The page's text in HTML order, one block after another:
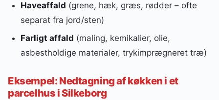
Haveaffald (grene, hæk, græs, rødder – ofte
separat fra jord/sten)
Farligt affald (maling, kemikalier, olie,
asbestholdige materialer, trykimprægneret træ)
Eksempel: Nedtagning af køkken i et
parcelhus i Silkeborg